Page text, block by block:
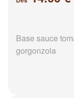
Base sauce
gorgonzola